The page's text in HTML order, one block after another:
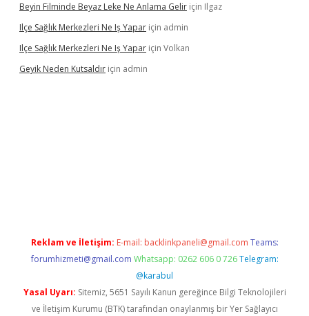
Beyin Filminde Beyaz Leke Ne Anlama Gelir için Ilgaz
Ilçe Sağlık Merkezleri Ne Iş Yapar için admin
Ilçe Sağlık Merkezleri Ne Iş Yapar için Volkan
Geyik Neden Kutsaldır için admin
Reklam ve İletişim: E-mail: backlinkpaneli@gmail.com Teams:
forumhizmeti@gmail.com Whatsapp: 0262 606 0 726 Telegram:
@karabul
Yasal Uyarı: Sitemiz, 5651 Sayılı Kanun gereğince Bilgi Teknolojileri
ve İletişim Kurumu (BTK) tarafından onaylanmış bir Yer Sağlayıcı